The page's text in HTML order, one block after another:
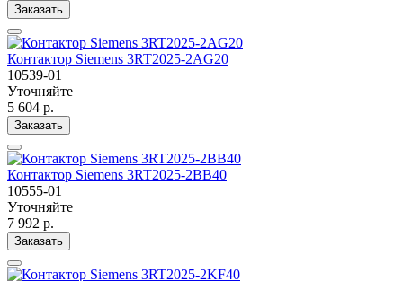
Заказать
Контактор Siemens 3RT2025-2AG20
10539-01
Уточняйте
5 604 р.
Заказать
Контактор Siemens 3RT2025-2BB40
10555-01
Уточняйте
7 992 р.
Заказать